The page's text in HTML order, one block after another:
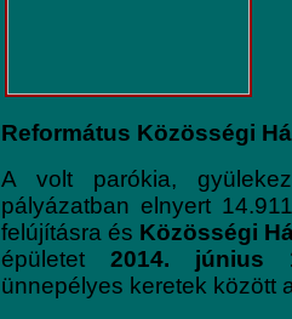
Református Közösségi
A volt parókia,
pályázatban elnyert
felújításra és Közösségi
épületet 2014. június
ünnepélyes keretek között